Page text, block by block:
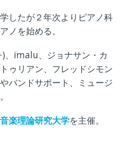
したが２年次よりピアノ科
ノを始める。
、imalu、ジョナサン・カ
ゥリアン、フレッドシモン
バンドサポート、ミュージ
楽理論研究大学を主催。